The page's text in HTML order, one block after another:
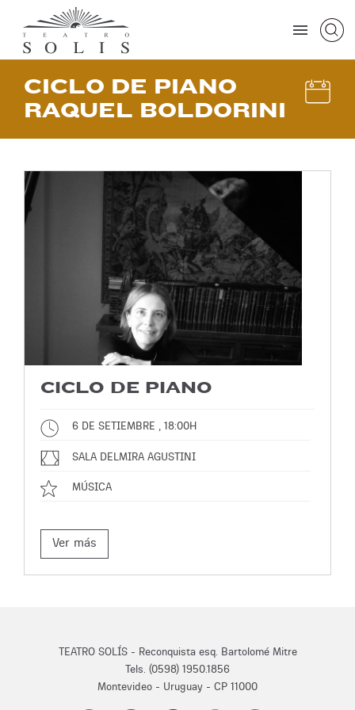
CICLO DE PIANO
RAQUEL BOLDORINI
CICLO DE PIANO
6 DE SETIEMBRE , 18:00H
SALA DELMIRA AGUSTINI
MÚSICA
Ver más
TEATRO SOLÍS - Reconquista esq. Bartolomé Mitre
Tels. (0598) 1950.1856
Montevideo - Uruguay - CP 11000